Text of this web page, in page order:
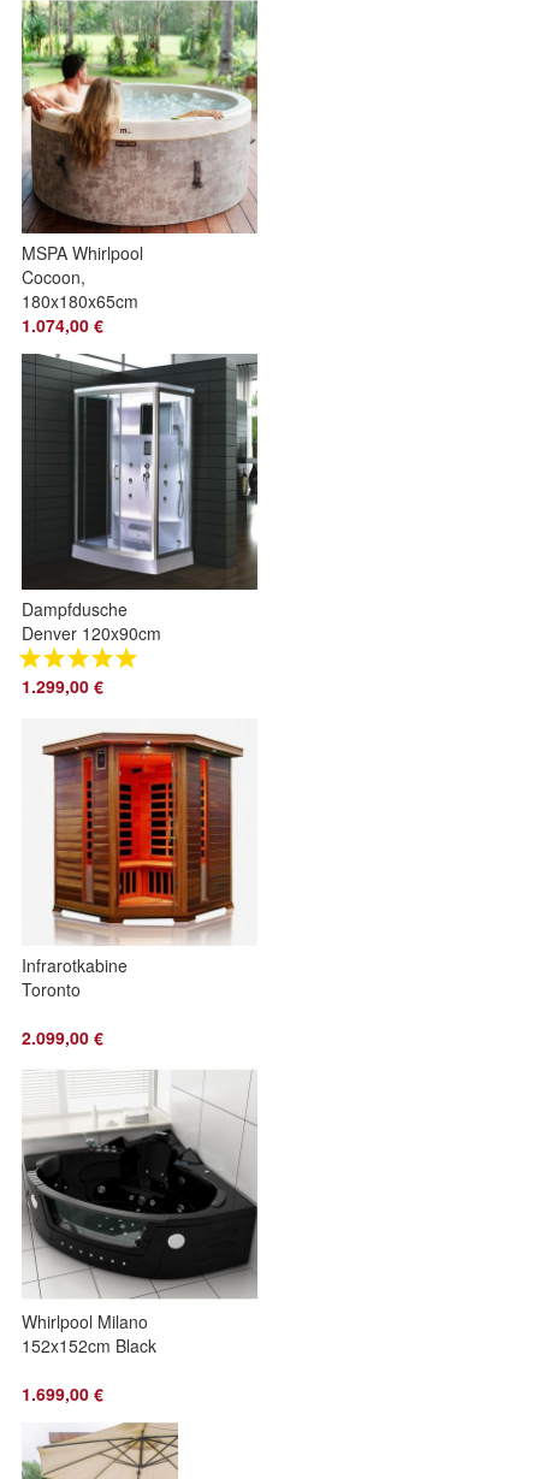
Außenwhirlpool
MSPA Whirlpool
Cocoon,
180x180x65cm
1.074,00 €
Dampfdusche
Denver 120x90cm
1.299,00 €
Infrarotkabine
Toronto
2.099,00 €
Whirlpool Milano
152x152cm Black
1.699,00 €